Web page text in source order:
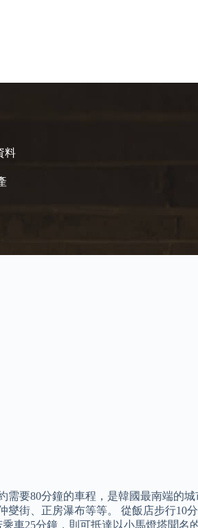
料
需要80分鐘的車程，是韓國最南端的
燮街、正房瀑布等等。 從飯店步行10
乘車25分鐘，則可抵達以小馬燈塔聞